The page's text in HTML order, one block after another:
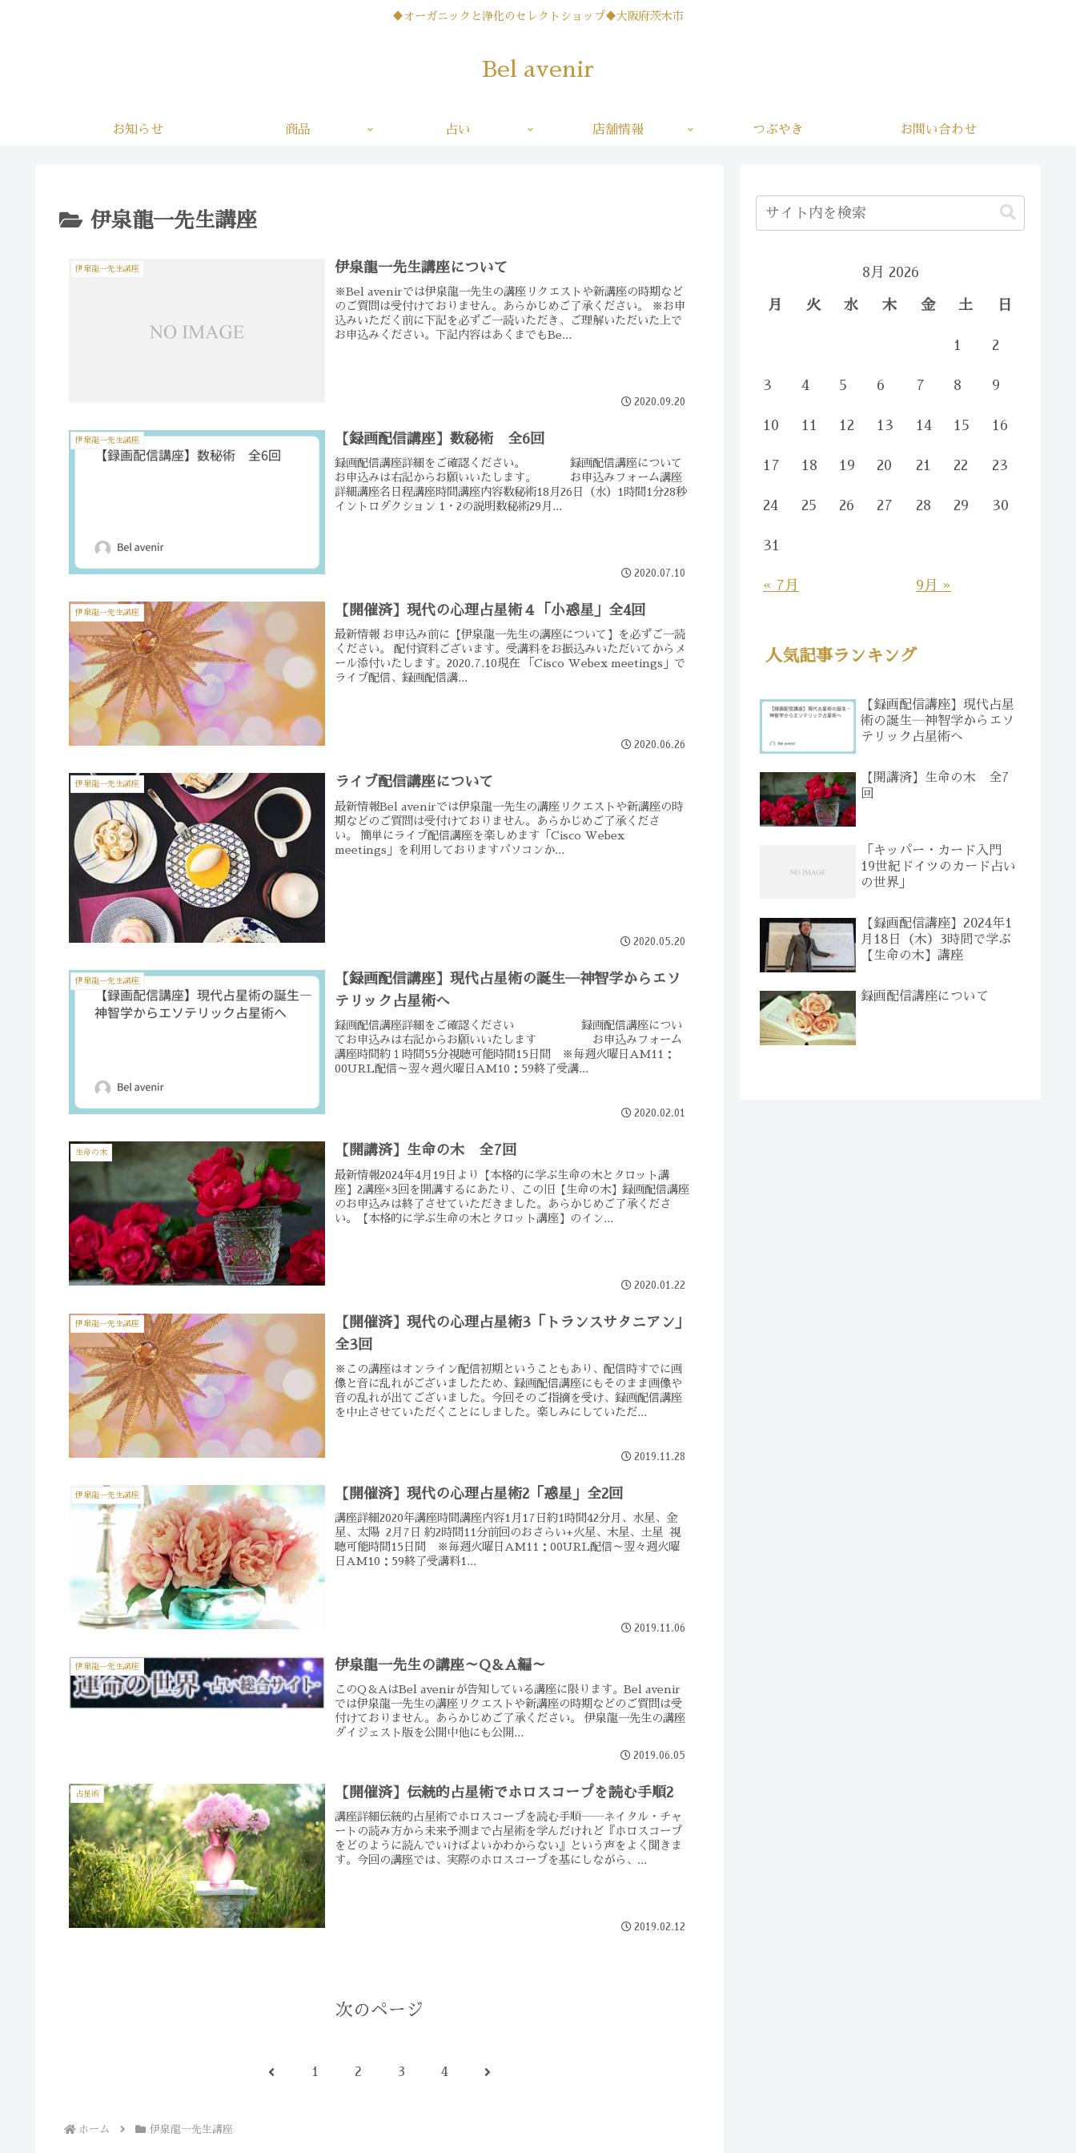
♦オーガニックと浄化のセレクトショップ♦大阪府茨木市
Bel avenir
お知らせ 商品 占い 店舗情報 つぶやき お問い合わせ
伊泉龍一先生講座
伊泉龍一先生講座 伊泉龍一先生講座について
※Bel avenirでは伊泉龍一先生の講座リクエストや新講座の時期など
のご質問は受付けておりません。あらかじめご了承ください。 ※お申
込みいただく前に下記を必ずご一読いただき、ご理解いただいた上で
お申込みください。下記内容はあくまでもBe...
2020.09.20
伊泉龍一先生講座 【録画配信講座】数秘術 全6回
録画配信講座詳細をご確認ください。 録画配信講座について
お申込みは右記からお願いいたします。 お申込みフォーム講座
詳細講座名日程講座時間講座内容数秘術18月26日（水）1時間1分28秒
イントロダクション 1・2の説明数秘術29月...
2020.07.10
伊泉龍一先生講座 【開催済】現代の心理占星術４「小惑星」全4回
最新情報 お申込み前に【伊泉龍一先生の講座について】を必ずご一読
ください。 配付資料ございます。受講料をお振込みいただいてからメ
ール添付いたします。2020.7.10現在 「Cisco Webex meetings」で
ライブ配信、録画配信講...
2020.06.26
伊泉龍一先生講座 ライブ配信講座について
最新情報Bel avenirでは伊泉龍一先生の講座リクエストや新講座の時
期などのご質問は受付けておりません。あらかじめご了承くださ
い。 簡単にライブ配信講座を楽しめます「Cisco Webex
meetings」を利用しておりますパソコンか...
2020.05.20
伊泉龍一先生講座
【録画配信講座】現代占星術の誕生―神智学からエソ
テリック占星術へ
録画配信講座詳細をご確認ください 録画配信講座につい
てお申込みは右記からお願いいたします お申込みフォーム
講座時間約１時間55分視聴可能時間15日間 ※毎週火曜日AM11：
00URL配信～翌々週火曜日AM10：59終了受講...
2020.02.01
生命の木 【開講済】生命の木 全7回
最新情報2024年4月19日より【本格的に学ぶ生命の木とタロット講
座】2講座×3回を開講するにあたり、この旧【生命の木】録画配信講座
のお申込みは終了させていただきました。あらかじめご了承くださ
い。【本格的に学ぶ生命の木とタロット講座】のイン...
2020.01.22
伊泉龍一先生講座
【開催済】現代の心理占星術3「トランスサタニアン」
全3回
※この講座はオンライン配信初期ということもあり、配信時すでに画
像と音に乱れがございましたため、録画配信講座にもそのまま画像や
音の乱れが出てございました。今回そのご指摘を受け、録画配信講座
を中止させていただくことにしました。楽しみにしていただ...
2019.11.28
伊泉龍一先生講座 【開催済】現代の心理占星術2「惑星」全2回
講座詳細2020年講座時間講座内容1月17日約1時間42分月、水星、金
星、太陽 2月7日 約2時間11分前回のおさらい+火星、木星、土星 視
聴可能時間15日間 ※毎週火曜日AM11：00URL配信～翌々週火曜
日AM10：59終了受講料1...
2019.11.06
伊泉龍一先生講座 伊泉龍一先生の講座～Q＆A編～
このQ＆AはBel avenirが告知している講座に限ります。Bel avenir
では伊泉龍一先生の講座リクエストや新講座の時期などのご質問は受
付けておりません。あらかじめご了承ください。 伊泉龍一先生の講座
ダイジェスト版を公開中他にも公開...
2019.06.05
占星術 【開催済】伝統的占星術でホロスコープを読む手順2
講座詳細伝統的占星術でホロスコープを読む手順――ネイタル・チャ
ートの読み方から未来予測まで占星術を学んだけれど『ホロスコープ
をどのように読んでいけばよいかわからない』という声をよく聞きま
す。今回の講座では、実際のホロスコープを基にしながら、...
2019.02.12
次のページ
前 1 2 3 4 次
ホーム 伊泉龍一先生講座
8月 2026
月 火 水 木 金 土 日
1 2
3 4 5 6 7 8 9
10 11 12 13 14 15 16
17 18 19 20 21 22 23
24 25 26 27 28 29 30
31
« 7月 9月 »
人気記事ランキング
【録画配信講座】現代占星
術の誕生―神智学からエソ
テリック占星術へ
【開講済】生命の木 全7
回
「キッパー・カード入門
19世紀ドイツのカード占い
の世界」
【録画配信講座】2024年1
月18日（木）3時間で学ぶ
【生命の木】講座
録画配信講座について